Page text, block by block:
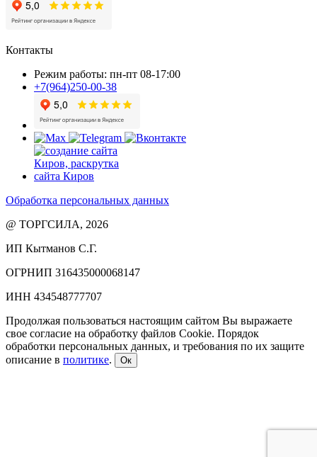
Контакты
Режим работы: пн-пт 08-17:00
+7(964)250-00-38
Обработка персональных данных
@ ТОРГСИЛА, 2026
ИП Кытманов С.Г.
ОГРНИП 316435000068147
ИНН 434548777707
Продолжая пользоваться настоящим сайтом Вы выражаете
свое согласие на обработку файлов Cookie. Порядок
обработки персональных данных, и требования по их защите
описание в политике. Ок